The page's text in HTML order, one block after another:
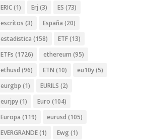
ERIC(1) Erj (3) ES (73)
escritos (3) España (20)
estadistica (158) ETF(13)
ETFs (1726) ethereum (95)
ethusd (96) ETN (10) eu10y(5)
eurgbp (1) EURILS (2)
eurjpy(1) Euro (104)
Europa (119) eurusd (105)
EVERGRANDE(1) Ewg (1)